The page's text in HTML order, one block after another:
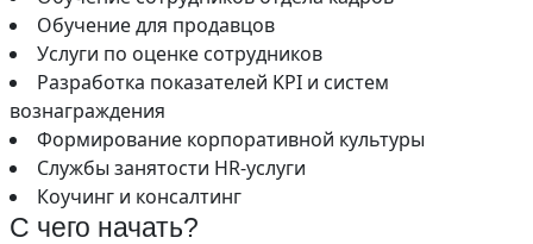
Обучение для продавцов
Услуги по оценке сотрудников
Разработка показателей KPI и систем
вознаграждения
Формирование корпоративной культуры
Службы занятости HR-услуги
Коучинг и консалтинг
С чего начать?